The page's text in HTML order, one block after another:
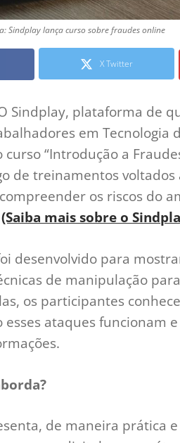
Sindplay lança curso sobre fraudes online
X Twitter
Sindplay, plataforma de
em
“Introdução a
de treinamentos
os riscos do
(Saiba mais sobre o
desenvolvido para
de manipulação
os participantes
ataques funcionam
de maneira prática